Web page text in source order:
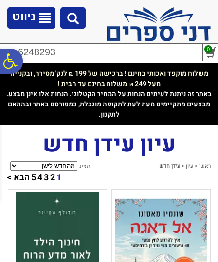
נגישות
ניווט
02-6248293 0
משלוח מוקפד ואכותי בחינם ! ברכישה של 199 ₪ לנק' מסירה, ובקנייה
מעל 249
₪משלוח בחינם עד הבית !
באתר זה ניתנת לעיתים הנחות על המחיר הקטלוגי. הנחות אלו אינן מבצע.
מבצעים מתקיימים מעת לעת לתקופה מוגבלת, כמפורסם באתר ובהתאם
לתקנון.
עיון עידן חדש
ראשי >עיון >עידן חדש מציג
1
2
3
4
5הבא >